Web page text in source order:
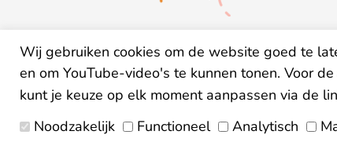
Wij gebruiken cookies om de website goed te
en om YouTube-video's te kunnen tonen. Voor
kunt je keuze op elk moment aanpassen via de
Noodzakelijk Functioneel Analytisch